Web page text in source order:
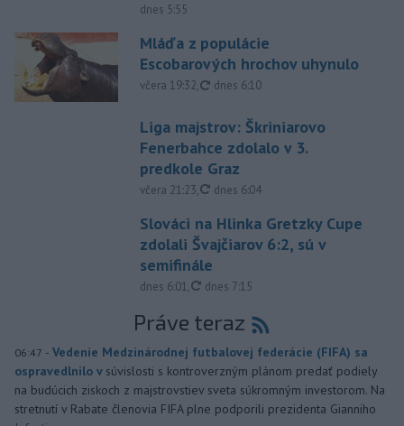
dnes 5:55
Mláďa z populácie
Escobarových hrochov uhynulo
včera 19:32, aktualizované
dnes 6:10
Liga majstrov: Škriniarovo
Fenerbahce zdolalo v 3.
predkole Graz
včera 21:23, aktualizované
dnes 6:04
Slováci na Hlinka Gretzky Cupe
zdolali Švajčiarov 6:2, sú v
semifinále
dnes 6:01, aktualizované
dnes 7:15
Práve teraz
06:47 - Vedenie Medzinárodnej futbalovej federácie (FIFA) sa
ospravedlnilo v súvislosti s kontroverzným plánom predať podiely
na budúcich ziskoch z majstrovstiev sveta súkromným investorom. Na
stretnutí v Rabate členovia FIFA plne podporili prezidenta Gianniho